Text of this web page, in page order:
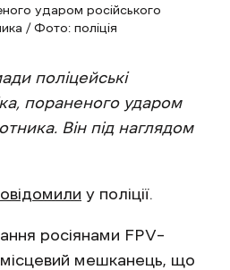
ударом російського
/ Фото: поліція
поліцейські
пораненого ударом
Він під наглядом
у поліції.
росіянами FPV–
мешканець, що